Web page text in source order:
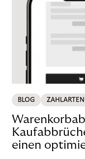
BLOG ZAHLARTEN
einen